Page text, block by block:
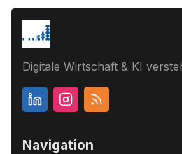
Digitale Wirtschaft & KI
Navigation